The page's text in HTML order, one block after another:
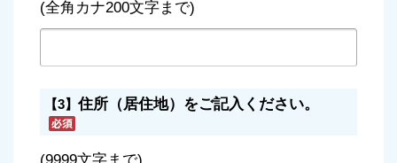
(全角カナ200文字まで)
【3】住所（居住地）をご記入ください。